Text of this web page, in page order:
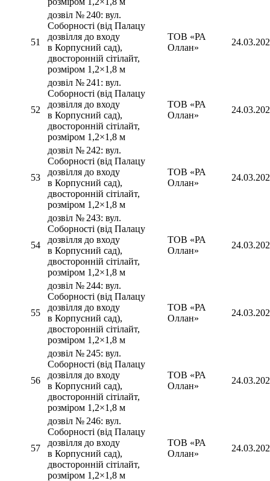
51
дозвіл № 240: вул.
Соборності (від Палацу
дозвілля до входу
в Корпусний сад),
двосторонній сітілайт,
розміром 1,2×1,8 м
ТОВ «РА
Оллан»
52
дозвіл № 241: вул.
Соборності (від Палацу
дозвілля до входу
в Корпусний сад),
двосторонній сітілайт,
розміром 1,2×1,8 м
ТОВ «РА
Оллан»
53
дозвіл № 242: вул.
Соборності (від Палацу
дозвілля до входу
в Корпусний сад),
двосторонній сітілайт,
розміром 1,2×1,8 м
ТОВ «РА
Оллан»
54
дозвіл № 243: вул.
Соборності (від Палацу
дозвілля до входу
в Корпусний сад),
двосторонній сітілайт,
розміром 1,2×1,8 м
ТОВ «РА
Оллан»
55
дозвіл № 244: вул.
Соборності (від Палацу
дозвілля до входу
в Корпусний сад),
двосторонній сітілайт,
розміром 1,2×1,8 м
ТОВ «РА
Оллан»
56
дозвіл № 245: вул.
Соборності (від Палацу
дозвілля до входу
в Корпусний сад),
двосторонній сітілайт,
розміром 1,2×1,8 м
ТОВ «РА
Оллан»
57
дозвіл № 246: вул.
Соборності (від Палацу
дозвілля до входу
в Корпусний сад),
двосторонній сітілайт,
розміром 1,2×1,8 м
ТОВ «РА
Оллан»